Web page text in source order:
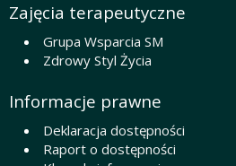
Zajęcia terapeutyczne
Grupa Wsparcia SM
Zdrowy Styl Życia
Informacje prawne
Deklaracja dostępności
Raport o dostępności